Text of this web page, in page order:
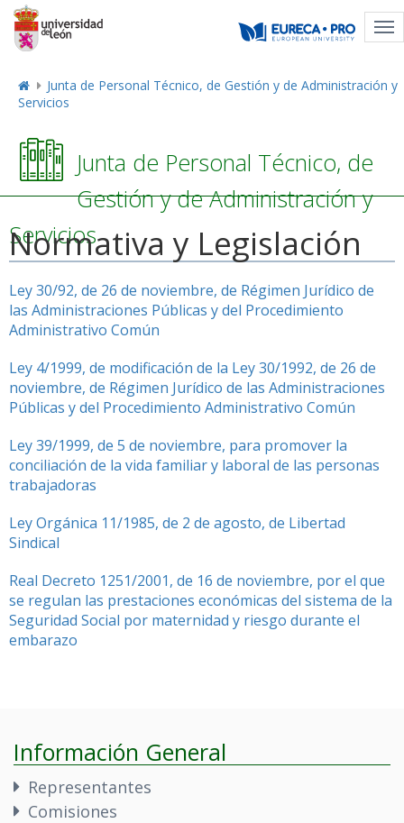
Junta de Personal Técnico, de Gestión y de Administración y
Servicios
Junta de Personal Técnico, de
Gestión y de Administración y
Servicios
Normativa y Legislación
Ley 30/92, de 26 de noviembre, de Régimen Jurídico de
las Administraciones Públicas y del Procedimiento
Administrativo Común
Ley 4/1999, de modificación de la Ley 30/1992, de 26 de
noviembre, de Régimen Jurídico de las Administraciones
Públicas y del Procedimiento Administrativo Común
Ley 39/1999, de 5 de noviembre, para promover la
conciliación de la vida familiar y laboral de las personas
trabajadoras
Ley Orgánica 11/1985, de 2 de agosto, de Libertad
Sindical
Real Decreto 1251/2001, de 16 de noviembre, por el que
se regulan las prestaciones económicas del sistema de la
Seguridad Social por maternidad y riesgo durante el
embarazo
Información General
Representantes
Comisiones